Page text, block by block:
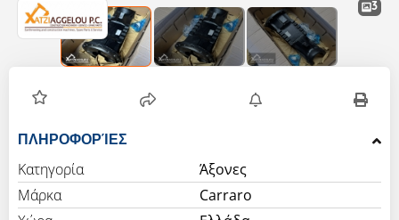
3
ΠΛΗΡΟΦΟΡΊΕΣ
Κατηγορία
Άξονες
Μάρκα
Carraro